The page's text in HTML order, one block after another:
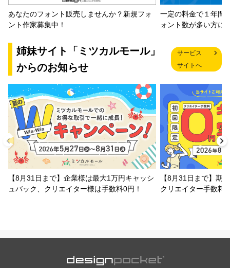
あなたのフォント販売しませんか？新規フォ
ント作家募集中！
一定の料金で１年間
ォント数が多い方に
姉妹サイト「ミツカルモール」
からのお知らせ
サービス
サイトへ
【8月31日まで】企業様は最大1万円キャッシ
ュバック、クリエイター様は手数料0円！
【8月31日まで】期
クリエイター手数料